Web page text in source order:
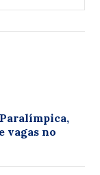
vagas no